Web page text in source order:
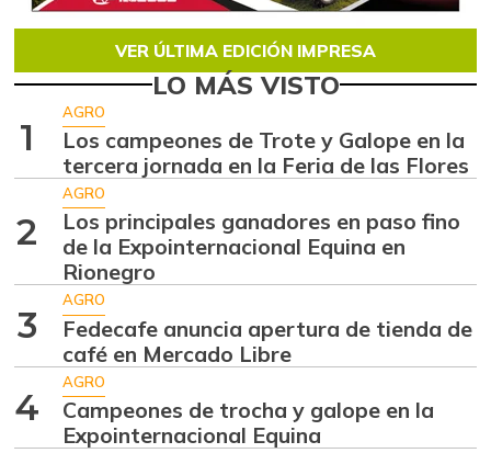
VER ÚLTIMA EDICIÓN IMPRESA
LO MÁS VISTO
1
AGRO
Los campeones de Trote y Galope en la
tercera jornada en la Feria de las Flores
2
AGRO
Los principales ganadores en paso fino
de la Expointernacional Equina en
Rionegro
3
AGRO
Fedecafe anuncia apertura de tienda de
café en Mercado Libre
4
AGRO
Campeones de trocha y galope en la
Expointernacional Equina